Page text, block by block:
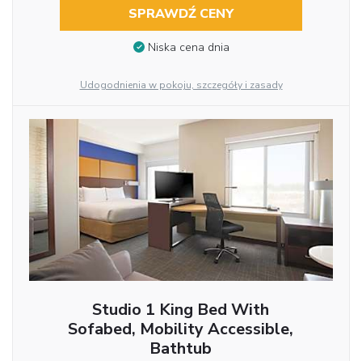
SPRAWDŹ CENY
Niska cena dnia
Udogodnienia w pokoju, szczegóły i zasady
Studio 1 King Bed With
Sofabed, Mobility Accessible,
Bathtub